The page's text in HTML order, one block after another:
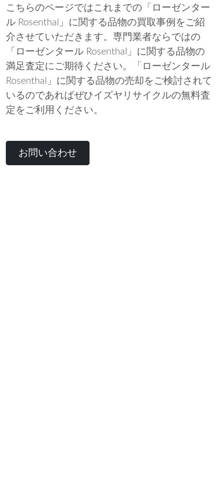
こちらのページではこれまでの「ローゼンター
ル Rosenthal」に関する品物の買取事例をご紹
介させていただきます。専門業者ならではの
「ローゼンタール Rosenthal」に関する品物の
満足査定にご期待ください。「ローゼンタール
Rosenthal」に関する品物の売却をご検討されて
いるのであればぜひイズヤリサイクルの無料査
定をご利用ください。
お問い合わせ